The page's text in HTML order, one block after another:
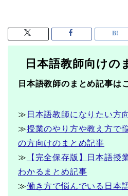
日本語教師向けの
日本語教師のまとめ記事は
≫ 日本語教師になりたい方
≫授業のやり方や教え方で
の方向けのまとめ記事
≫
【完全保存版】日本語授
わかるまとめ記事
≫働き方で悩んでいる日本